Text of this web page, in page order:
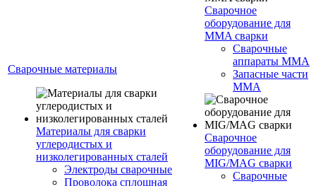
Сварочные материалы
Материалы для сварки
углеродистых и
низколегированных сталей
Электроды сварочные
Проволока сплошная
Сварочное
оборудование для
MMA сварки
Сварочные
аппараты MMA
Запасные части
MMA
Сварочное
оборудование для
MIG/MAG сварки
Сварочные